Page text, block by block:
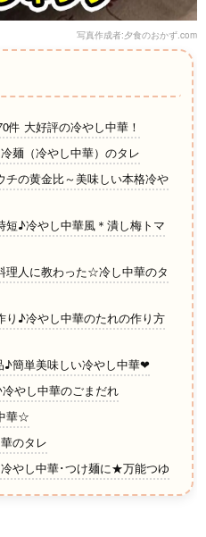
写真作成者:夕食のおかず.com
件 大好評の冷やし中華！
麺（冷やし中華）のタレ
チの黄金比～美味しい本格冷や
短♪冷やし中華風＊潰し梅トマ
理人に教わった☆冷し中華のタ
♪冷やし中華のたれの作り方
簡単美味しい冷やし中華❤
やし中華のごまだれ
華☆
のタレ
やし中華･つけ麺に★万能つゆ